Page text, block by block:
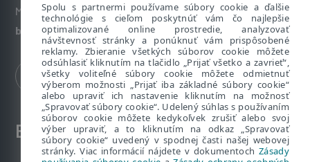
Máte nezodpovedané otázky? Napíšte nám:
bezpecnenanete@eset.sk
ESET zákaznícka zóna
Spolu s partnermi používame súbory cookie a ďalšie
technológie s cieľom poskytnúť vám čo najlepšie
optimalizované online prostredie, analyzovať
návštevnosť stránky a ponúknuť vám prispôsobené
reklamy. Zbieranie všetkých súborov cookie môžete
odsúhlasiť kliknutím na tlačidlo „Prijať všetko a zavrieť“,
všetky voliteľné súbory cookie môžete odmietnuť
výberom možnosti „Prijať iba základné súbory cookie“
alebo upraviť ich nastavenie kliknutím na možnosť
„Spravovať súbory cookie“. Udelený súhlas s používaním
súborov cookie môžete kedykoľvek zrušiť alebo svoj
výber upraviť, a to kliknutím na odkaz „Spravovať
súbory cookie“ uvedený v spodnej časti našej webovej
stránky. Viac informácií nájdete v dokumentoch Zásady